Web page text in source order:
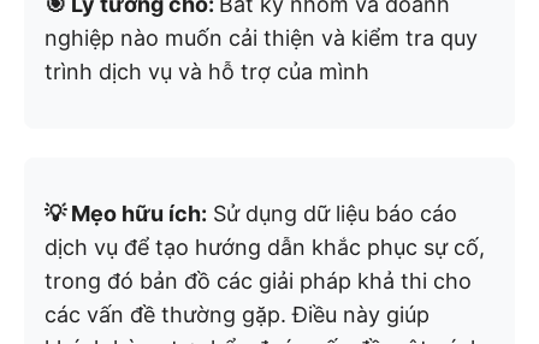
nghiệp nào muốn cải thiện và kiểm tra quy
trình dịch vụ và hỗ trợ của mình
💡 Mẹo hữu ích: Sử dụng dữ liệu báo cáo
dịch vụ để tạo hướng dẫn khắc phục sự cố,
trong đó bản đồ các giải pháp khả thi cho
các vấn đề thường gặp. Điều này giúp